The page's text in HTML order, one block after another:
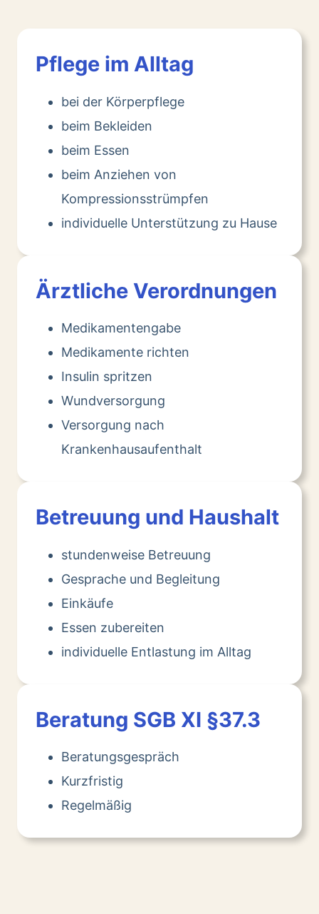
Pflege im Alltag
bei der Körperpflege
beim Bekleiden
beim Essen
beim Anziehen von
Kompressionsstrümpfen
individuelle Unterstützung zu Hause
Ärztliche Verordnungen
Medikamentengabe
Medikamente richten
Insulin spritzen
Wundversorgung
Versorgung nach
Krankenhausaufenthalt
Betreuung und Haushalt
stundenweise Betreuung
Gesprache und Begleitung
Einkäufe
Essen zubereiten
individuelle Entlastung im Alltag
Beratung SGB XI §37.3
Beratungsgespräch
Kurzfristig
Regelmäßig